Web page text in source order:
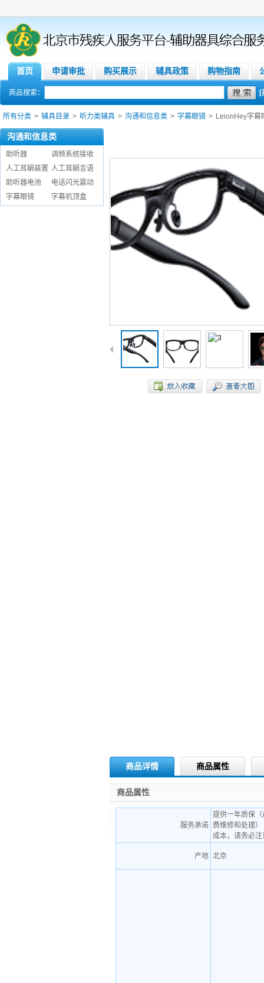
首页 申请审批 购买展示 辅具政策 购物指南
商品搜索： [
所有分类 > 辅具目录 > 听力类辅具 > 沟通和信息类 > 字幕眼镜 > LeionHey字幕
沟通和信息类
助听器
调频系统接收
人工耳蜗装置 人工耳蜗言语
助听器电池
电话闪光震动
字幕眼镜
字幕机顶盒
商品详情 商品属性
商品属性
服务承诺
提供一年质保
费维修和处理
成本，请务必
产地 北京